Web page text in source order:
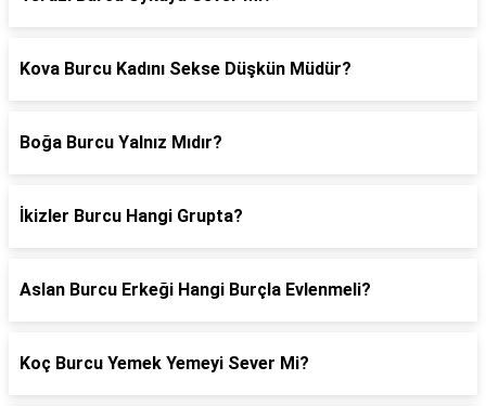
Kova Burcu Kadını Sekse Düşkün Müdür?
Boğa Burcu Yalnız Mıdır?
İkizler Burcu Hangi Grupta?
Aslan Burcu Erkeği Hangi Burçla Evlenmeli?
Koç Burcu Yemek Yemeyi Sever Mi?